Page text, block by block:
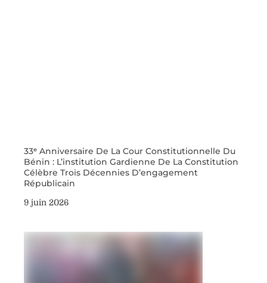
33ᵉ Anniversaire De La Cour Constitutionnelle Du
Bénin : L’institution Gardienne De La Constitution
Célèbre Trois Décennies D’engagement
Républicain
9 juin 2026